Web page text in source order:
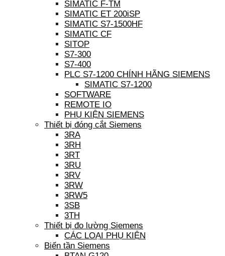
SIMATIC F-TM
SIMATIC ET 200iSP
SIMATIC S7-1500HF
SIMATIC CF
SITOP
S7-300
S7-400
PLC S7-1200 CHÍNH HÃNG SIEMENS
SIMATIC S7-1200
SOFTWARE
REMOTE IO
PHỤ KIỆN SIEMENS
Thiết bị đóng cắt Siemens
3RA
3RH
3RT
3RU
3RV
3RW
3RW5
3SB
3TH
Thiết bị đo lường Siemens
CÁC LOẠI PHỤ KIỆN
Biến tần Siemens